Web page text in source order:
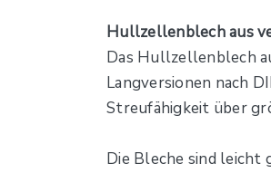
Hullzellenblech aus
Das Hullzellenblech
Langversionen nach
Streufähigkeit über
Die Bleche sind leicht